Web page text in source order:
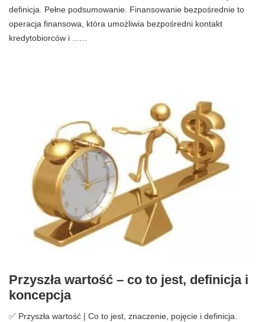
definicja. Pełne podsumowanie. Finansowanie bezpośrednie to
operacja finansowa, która umożliwia bezpośredni kontakt
kredytobiorców i ...…
Przyszła wartość – co to jest, definicja i
koncepcja
✅ Przyszła wartość | Co to jest, znaczenie, pojęcie i definicja.